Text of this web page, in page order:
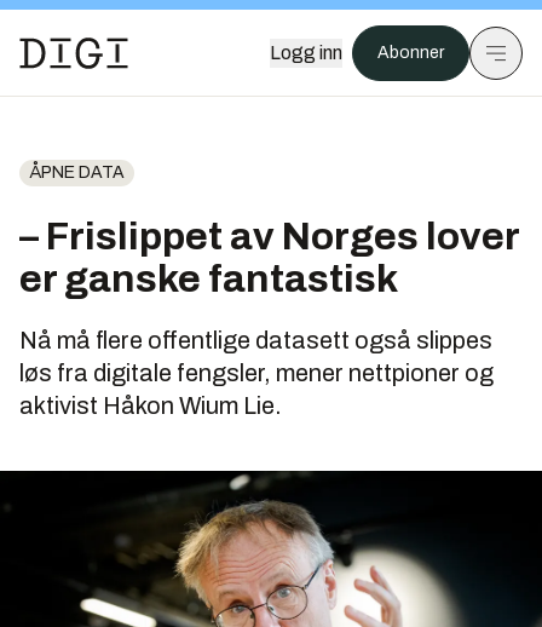
Logg inn Abonner
ÅPNE DATA
– Frislippet av Norges lover
er ganske fantastisk
Nå må flere offentlige datasett også slippes
løs fra digitale fengsler, mener nettpioner og
aktivist Håkon Wium Lie.